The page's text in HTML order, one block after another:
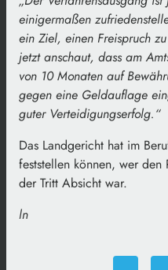
einigermaßen
ein Ziel, einen Freispruch
jetzt anschaut, dass am
von 10 Monaten auf
gegen eine Geldauflage
guter Verteidigungserfolg.“
Das Landgericht hat im
feststellen können, wer
der Tritt Absicht war.
ln